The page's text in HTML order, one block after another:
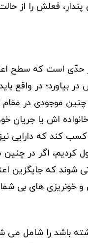
فعلش را از
حدّی است که سطح
در واقع
موجودی در مقام
اش یا
کسب کند که
اگر در چنین
شوند که جایگزین
های بی
باشد را شامل